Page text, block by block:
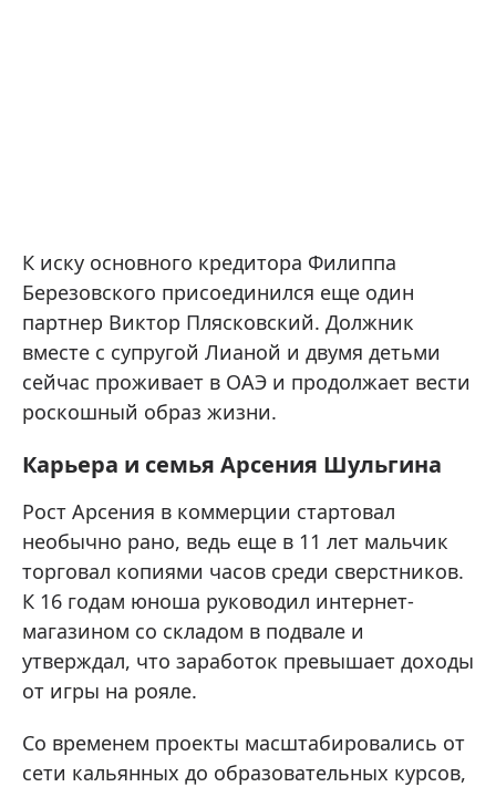
К иску основного кредитора Филиппа
Березовского присоединился еще один
партнер Виктор Плясковский. Должник
вместе с супругой Лианой и двумя детьми
сейчас проживает в ОАЭ и продолжает вести
роскошный образ жизни.
Карьера и семья Арсения Шульгина
Рост Арсения в коммерции стартовал
необычно рано, ведь еще в 11 лет мальчик
торговал копиями часов среди сверстников.
К 16 годам юноша руководил интернет-
магазином со складом в подвале и
утверждал, что заработок превышает доходы
от игры на рояле.
Со временем проекты масштабировались от
сети кальянных до образовательных курсов,